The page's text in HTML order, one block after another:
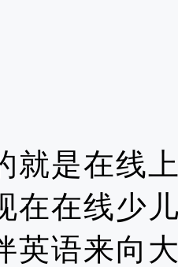
就是在线
在在线少
英语来向